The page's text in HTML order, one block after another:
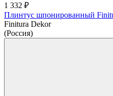
1 332 ₽
Плинтус шпонированный
Finitura Dekor
(Россия)